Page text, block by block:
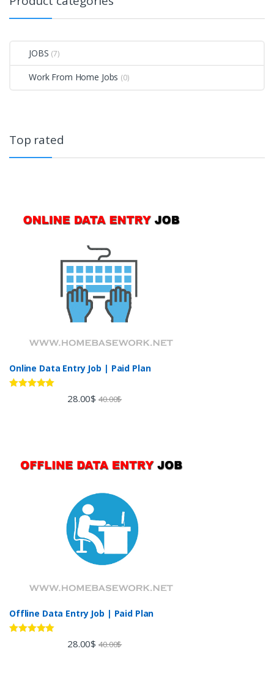
JOBS (7)
Work From Home Jobs (0)
Top rated
Online Data Entry Job | Paid Plan
28.00$ 40.00$
Offline Data Entry Job | Paid Plan
28.00$ 40.00$